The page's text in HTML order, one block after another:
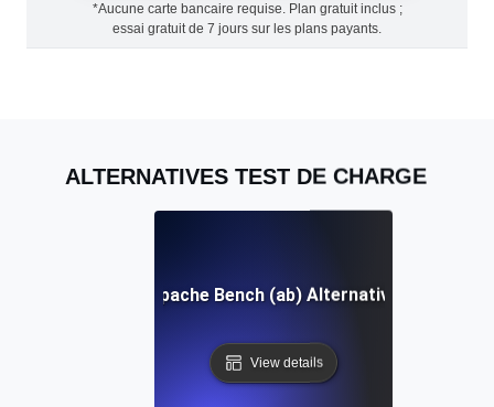
*Aucune carte bancaire requise. Plan gratuit inclus ;
essai gratuit de 7 jours sur les plans payants.
ALTERNATIVES TEST DE CHARGE
Apache Bench (ab) Alternative
View details